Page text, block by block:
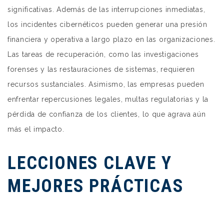
significativas. Además de las interrupciones inmediatas,
los incidentes cibernéticos pueden generar una presión
financiera y operativa a largo plazo en las organizaciones.
Las tareas de recuperación, como las investigaciones
forenses y las restauraciones de sistemas, requieren
recursos sustanciales. Asimismo, las empresas pueden
enfrentar repercusiones legales, multas regulatorias y la
pérdida de confianza de los clientes, lo que agrava aún
más el impacto.
LECCIONES CLAVE Y
MEJORES PRÁCTICAS